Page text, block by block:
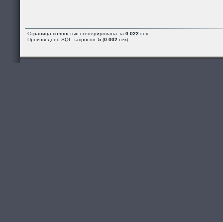
Страница полностью сгенерирована за 0.022 сек.
Произведено SQL запросов: 5 (0.002 сек).